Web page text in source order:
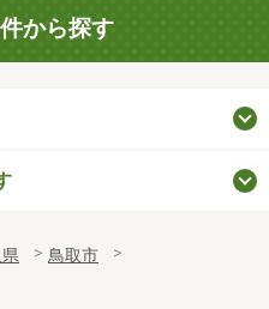
から探す
鳥取市